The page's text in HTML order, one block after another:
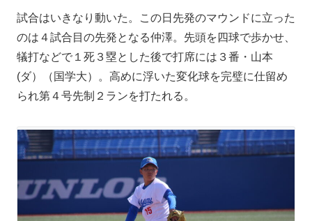
試合はいきなり動いた。この日先発のマウンドに立った
のは４試合目の先発となる仲澤。先頭を四球で歩かせ、
犠打などで１死３塁とした後で打席には３番・山本
(ダ）（国学大）。高めに浮いた変化球を完璧に仕留め
られ第４号先制２ランを打たれる。